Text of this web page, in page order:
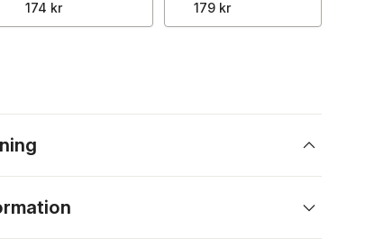
174 kr
179 kr